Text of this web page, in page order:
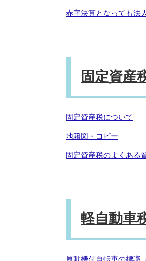
赤字決算となっても法
固定資産
固定資産税について
地籍図・コピー
固定資産税のよくある
軽自動車
原動機付自転車の標識